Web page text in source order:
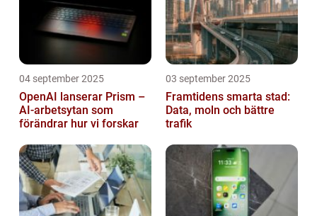
04 september 2025
OpenAI lanserar Prism –
AI-arbetsytan som
förändrar hur vi forskar
03 september 2025
Framtidens smarta stad:
Data, moln och bättre
trafik